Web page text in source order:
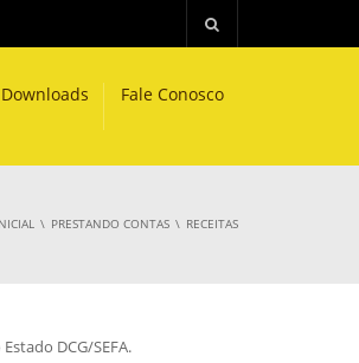
Downloads Fale Conosco
PRESTANDO CONTAS RECEITAS
DCG/SEFA.